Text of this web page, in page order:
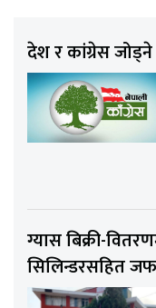
देश र कांग्रेस
ग्यास बिक्री-
सिलिन्डरसहित